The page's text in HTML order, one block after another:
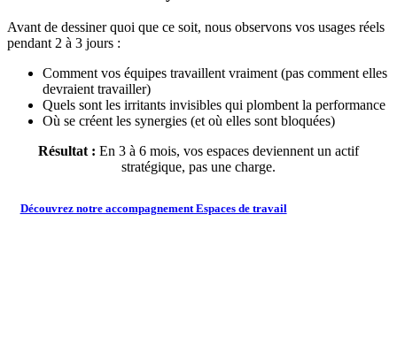
Avant de dessiner quoi que ce soit, nous observons vos usages réels
pendant 2 à 3 jours :
Comment vos équipes travaillent vraiment (pas comment elles
devraient travailler)
Quels sont les irritants invisibles qui plombent la performance
Où se créent les synergies (et où elles sont bloquées)
Résultat : En 3 à 6 mois, vos espaces deviennent un actif
stratégique, pas une charge.
Découvrez notre accompagnement Espaces de travail